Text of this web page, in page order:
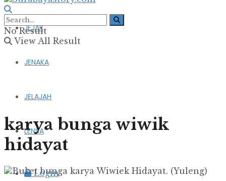
JEJAK
JENAKA
JELAJAH
LENSA
Login
No Result
View All Result
karya bunga wiwik
hidayat